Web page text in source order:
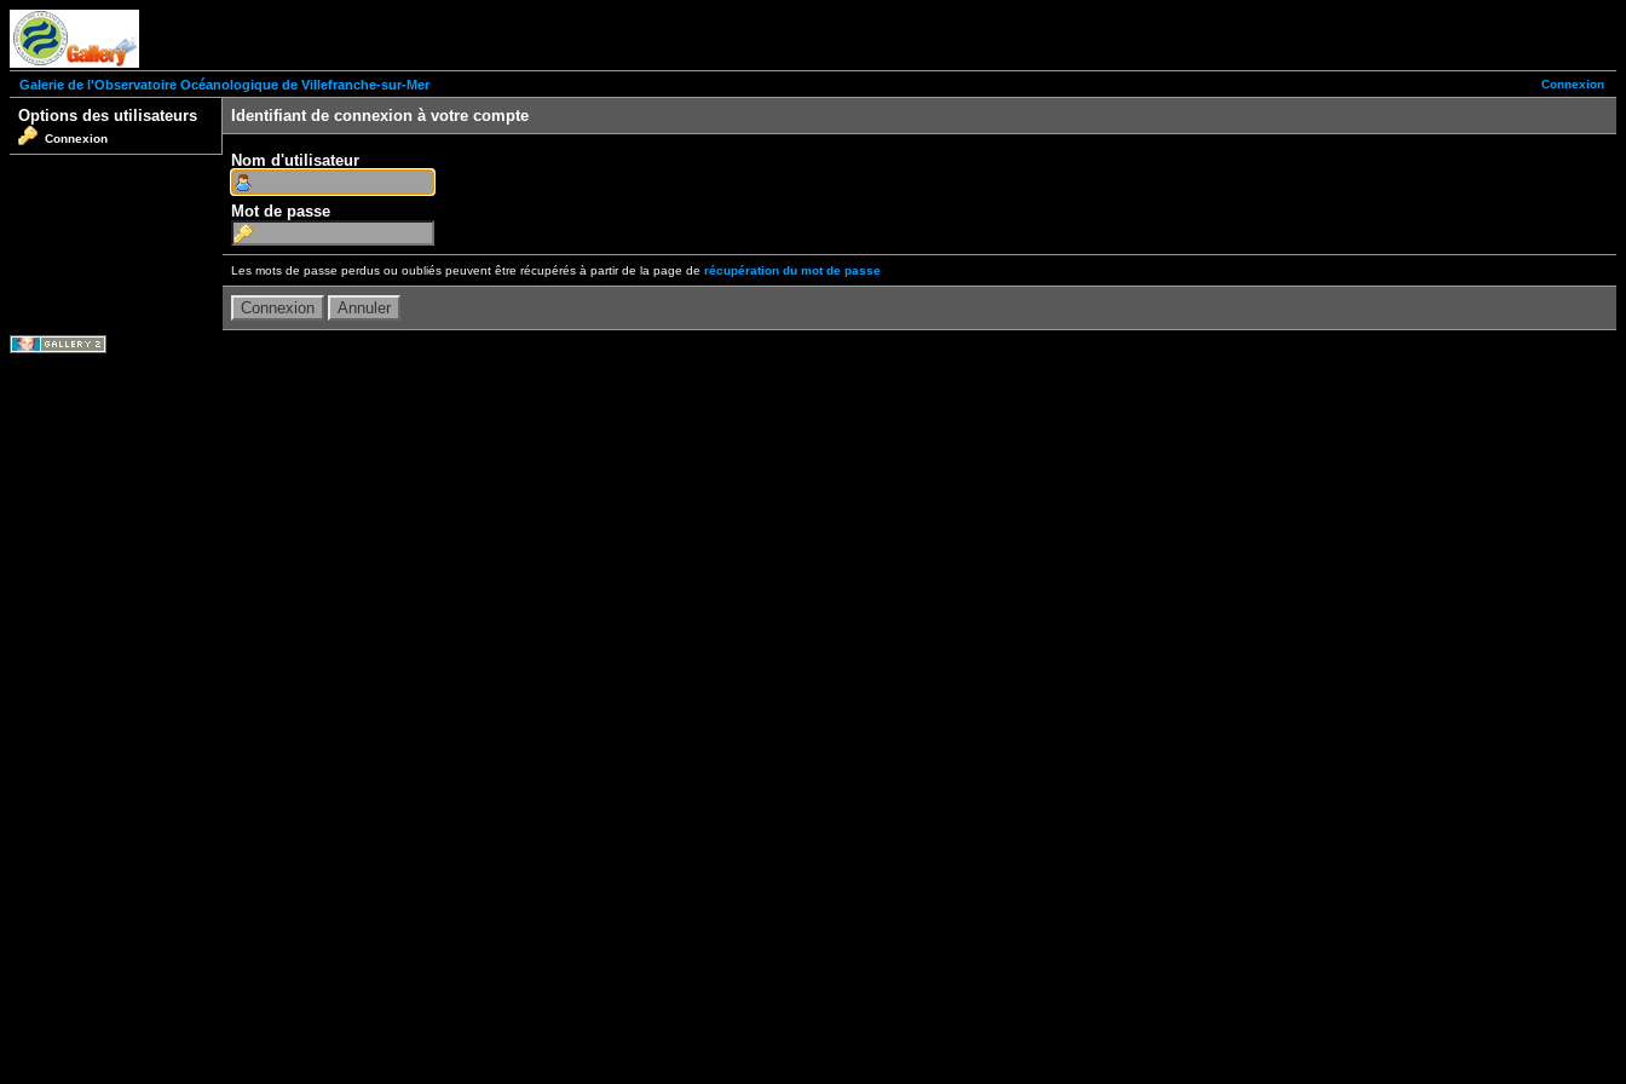
Connexion
Galerie de l'Observatoire Océanologique de Villefranche-sur-Mer
Options des utilisateurs
Connexion
Identifiant de connexion à votre compte
Nom d'utilisateur
Mot de passe
Les mots de passe perdus ou oubliés peuvent être récupérés à partir de la page de récupération du mot de passe